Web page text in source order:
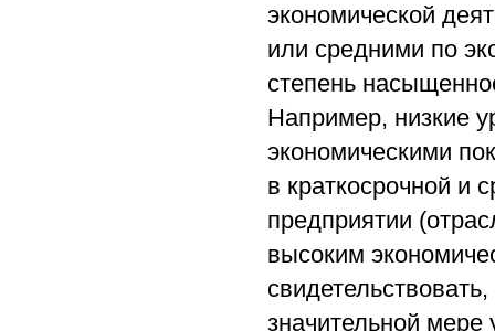
экономической
или средними по
степень
Например, низкие
экономическими
в краткосрочной и
предприятии
высоким
значительной